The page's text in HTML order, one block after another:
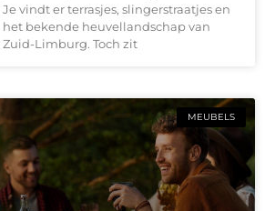
Je vindt er terrasjes, slingerstraatjes en
het bekende heuvellandschap van
Zuid-Limburg. Toch zit
MEUBELS